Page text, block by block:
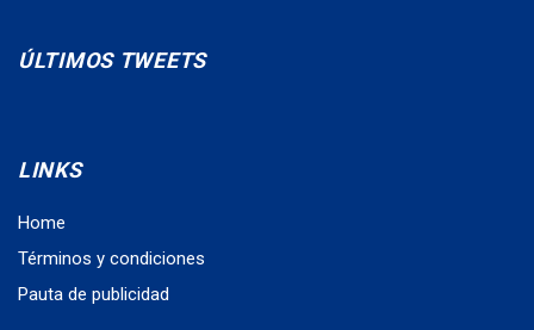
ÚLTIMOS TWEETS
LINKS
Home
Términos y condiciones
Pauta de publicidad